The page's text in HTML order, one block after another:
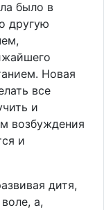
было в
другую
Новая
все
и
возбуждения
и
дитя,
а,